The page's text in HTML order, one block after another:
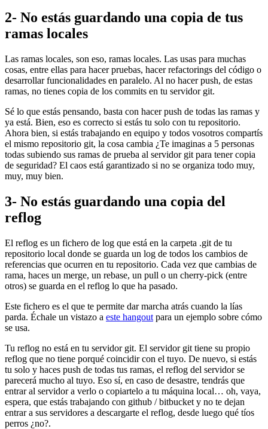
2- No estás guardando una copia de tus
ramas locales
Las ramas locales, son eso, ramas locales. Las usas para muchas
cosas, entre ellas para hacer pruebas, hacer refactorings del código o
desarrollar funcionalidades en paralelo. Al no hacer push, de estas
ramas, no tienes copia de los commits en tu servidor git.
Sé lo que estás pensando, basta con hacer push de todas las ramas y
ya está. Bien, eso es correcto si estás tu solo con tu repositorio.
Ahora bien, si estás trabajando en equipo y todos vosotros compartís
el mismo repositorio git, la cosa cambia ¿Te imaginas a 5 personas
todas subiendo sus ramas de prueba al servidor git para tener copia
de seguridad? El caos está garantizado si no se organiza todo muy,
muy, muy bien.
3- No estás guardando una copia del
reflog
El reflog es un fichero de log que está en la carpeta .git de tu
repositorio local donde se guarda un log de todos los cambios de
referencias que ocurren en tu repositorio. Cada vez que cambias de
rama, haces un merge, un rebase, un pull o un cherry-pick (entre
otros) se guarda en el reflog lo que ha pasado.
Este fichero es el que te permite dar marcha atrás cuando la lías
parda. Échale un vistazo a este hangout para un ejemplo sobre cómo
se usa.
Tu reflog no está en tu servidor git. El servidor git tiene su propio
reflog que no tiene porqué coincidir con el tuyo. De nuevo, si estás
tu solo y haces push de todas tus ramas, el reflog del servidor se
parecerá mucho al tuyo. Eso sí, en caso de desastre, tendrás que
entrar al servidor a verlo o copiartelo a tu máquina local… oh, vaya,
espera, que estás trabajando con github / bitbucket y no te dejan
entrar a sus servidores a descargarte el reflog, desde luego qué tíos
perros ¿no?.